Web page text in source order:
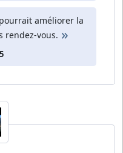
améliorer la
rendez-vous.